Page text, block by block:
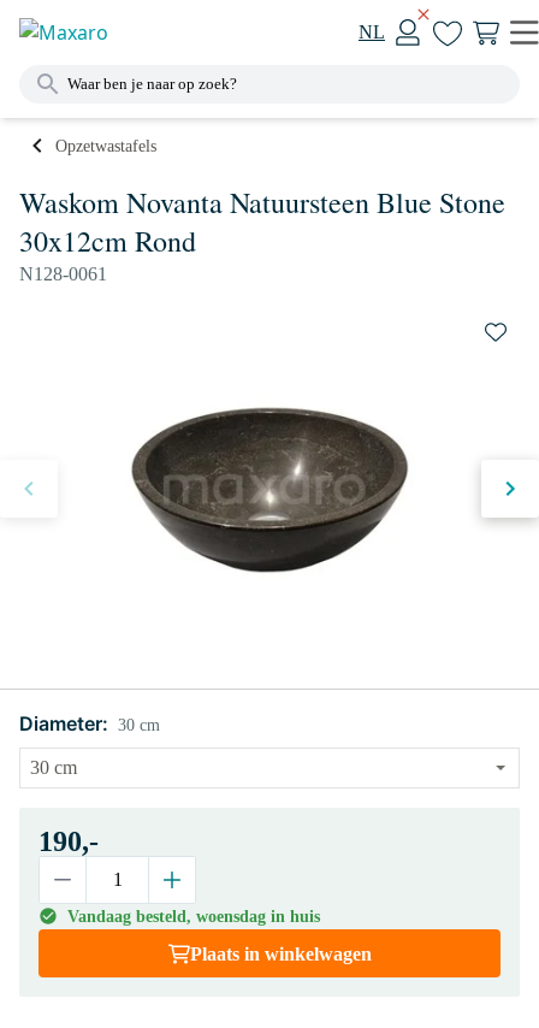
NL
Opzetwastafels
Waskom Novanta Natuursteen Blue Stone
30x12cm Rond
N128-0061
Diameter: 30 cm
190,-
Vandaag besteld, woensdag in huis
Plaats in winkelwagen